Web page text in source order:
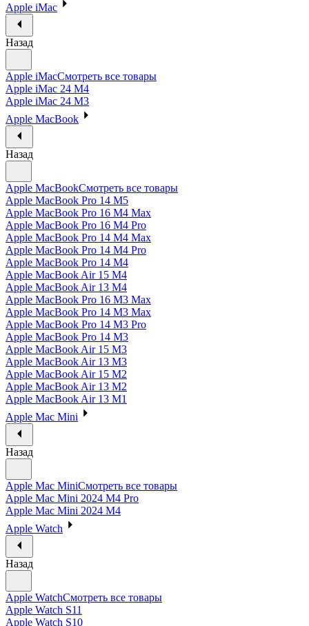
Apple iMac
Назад
Apple iMacСмотреть все товары
Apple iMac 24 M4
Apple iMac 24 M3
Apple MacBook
Назад
Apple MacBookСмотреть все товары
Apple MacBook Pro 14 M5
Apple MacBook Pro 16 M4 Max
Apple MacBook Pro 16 M4 Pro
Apple MacBook Pro 14 M4 Max
Apple MacBook Pro 14 M4 Pro
Apple MacBook Pro 14 M4
Apple MacBook Air 15 M4
Apple MacBook Air 13 M4
Apple MacBook Pro 16 M3 Max
Apple MacBook Pro 14 M3 Max
Apple MacBook Pro 14 M3 Pro
Apple MacBook Pro 14 M3
Apple MacBook Air 15 M3
Apple MacBook Air 13 M3
Apple MacBook Air 15 M2
Apple MacBook Air 13 M2
Apple MacBook Air 13 M1
Apple Mac Mini
Назад
Apple Mac MiniСмотреть все товары
Apple Mac Mini 2024 M4 Pro
Apple Mac Mini 2024 M4
Apple Watch
Назад
Apple WatchСмотреть все товары
Apple Watch S11
Apple Watch S10